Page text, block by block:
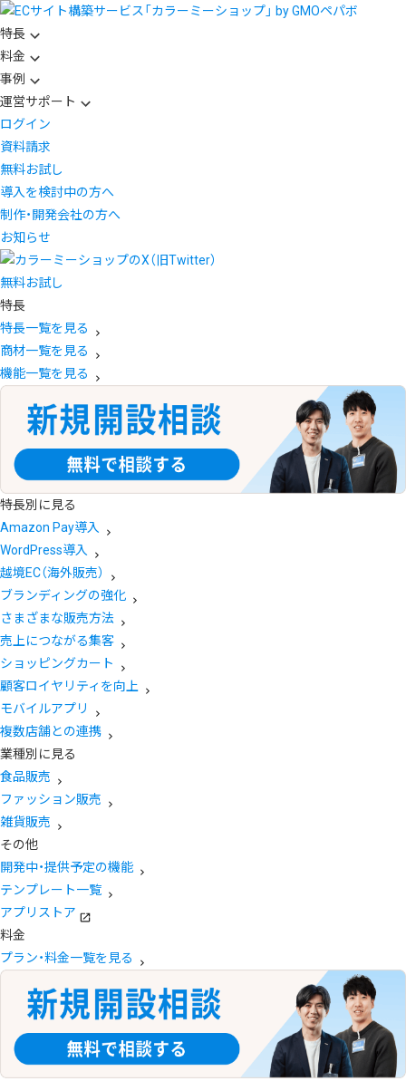
特長
料金
事例
運営サポート
ログイン
資料請求
無料お試し
導入を検討中の方へ
制作・開発会社の方へ
お知らせ
無料お試し
特長
特長一覧を見る
商材一覧を見る
機能一覧を見る
特長別に見る
Amazon Pay導入
WordPress導入
越境EC（海外販売）
ブランディングの強化
さまざまな販売方法
売上につながる集客
ショッピングカート
顧客ロイヤリティを向上
モバイルアプリ
複数店舗との連携
業種別に見る
食品販売
ファッション販売
雑貨販売
その他
開発中・提供予定の機能
テンプレート一覧
アプリストア
料金
プラン・料金一覧を見る